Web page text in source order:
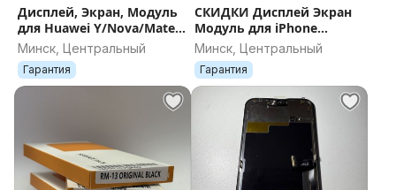
Дисплей, Экран, Модуль
для Huawei Y/Nova/Mate
Серии
Минск, Центральный
Гарантия
СКИДКИ Дисплей Экран
Модуль для iPhone
7/8/X/XR/XS/11/12/13/SE/1
4/15/16/17
Минск, Центральный
Гарантия